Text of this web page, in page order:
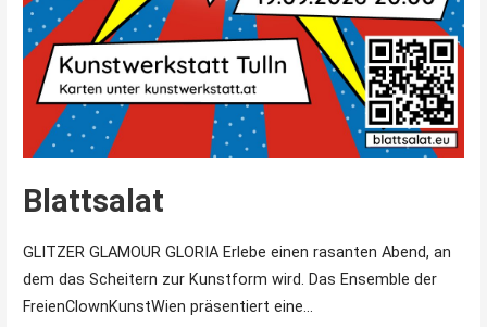
Blattsalat
GLITZER GLAMOUR GLORIA Erlebe einen rasanten Abend, an
dem das Scheitern zur Kunstform wird. Das Ensemble der
FreienClownKunstWien präsentiert eine…